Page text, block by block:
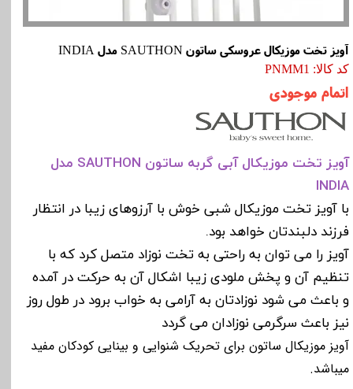
آویز تخت موزیکال عروسکی ساتون SAUTHON مدل INDIA
کد کالا: PNMM1
اتمام موجودی
آویز تخت موزیکال آبی گربه ساتون SAUTHON مدل
INDIA
با آویز تخت موزیکال شبی خوش با آرزوهای زیبا در انتظار
فرزند دلبندتان خواهد بود.
آویز را می توان به راحتی به تخت نوزاد متصل کرد که با
تنظیم آن و پخش ملودی زیبا اشکال آن به حرکت در آمده
و باعث می شود نوزادتان به آرامی به خواب برود در طول روز
نیز باعث سرگرمی نوزادان می گردد
آویز موزیکال ساتون برای تحریک شنوایی و بینایی کودکان مفید
میباشد.